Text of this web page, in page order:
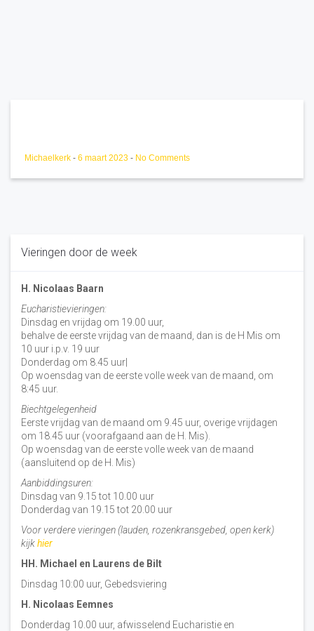
Michaelkerk - 6 maart 2023 - No Comments
Vieringen door de week
H. Nicolaas Baarn
Eucharistievieringen:
Dinsdag en vrijdag om 19.00 uur,
behalve de eerste vrijdag van de maand, dan is de H Mis om
10 uur i.p.v. 19 uur
Donderdag om 8.45 uur|
Op woensdag van de eerste volle week van de maand, om
8:45 uur.
Biechtgelegenheid
Eerste vrijdag van de maand om 9.45 uur, overige vrijdagen
om 18.45 uur (voorafgaand aan de H. Mis).
Op woensdag van de eerste volle week van de maand
(aansluitend op de H. Mis)
Aanbiddingsuren:
Dinsdag van 9.15 tot 10.00 uur
Donderdag van 19.15 tot 20.00 uur
Voor verdere vieringen (lauden, rozenkransgebed, open kerk)
kijkhier
HH. Michael en Laurens de Bilt
Dinsdag 10:00 uur, Gebedsviering
H. Nicolaas Eemnes
Donderdag 10.00 uur, afwisselend Eucharistie en